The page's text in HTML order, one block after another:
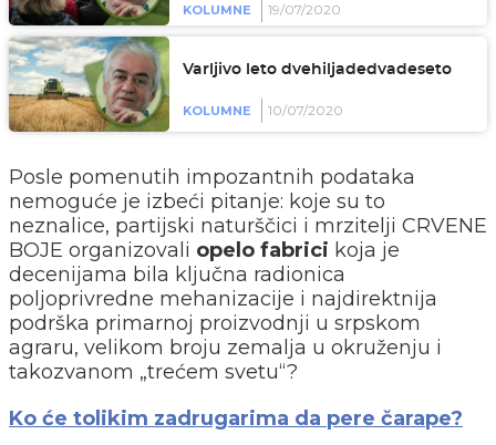
KOLUMNE 19/07/2020
Varljivo leto dvehiljadedvadeseto
KOLUMNE 10/07/2020
Posle pomenutih impozantnih podataka
nemoguće je izbeći pitanje: koje su to
neznalice, partijski naturščici i mrzitelji CRVENE
BOJE organizovali opelo fabrici koja je
decenijama bila ključna radionica
poljoprivredne mehanizacije i najdirektnija
podrška primarnoj proizvodnji u srpskom
agraru, velikom broju zemalja u okruženju i
takozvanom „trećem svetu“?
Ko će tolikim zadrugarima da pere čarape?